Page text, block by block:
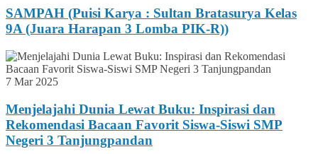
SAMPAH (Puisi Karya : Sultan Bratasurya Kelas
9A (Juara Harapan 3 Lomba PIK-R))
7 Mar 2025
Menjelajahi Dunia Lewat Buku: Inspirasi dan
Rekomendasi Bacaan Favorit Siswa-Siswi SMP
Negeri 3 Tanjungpandan